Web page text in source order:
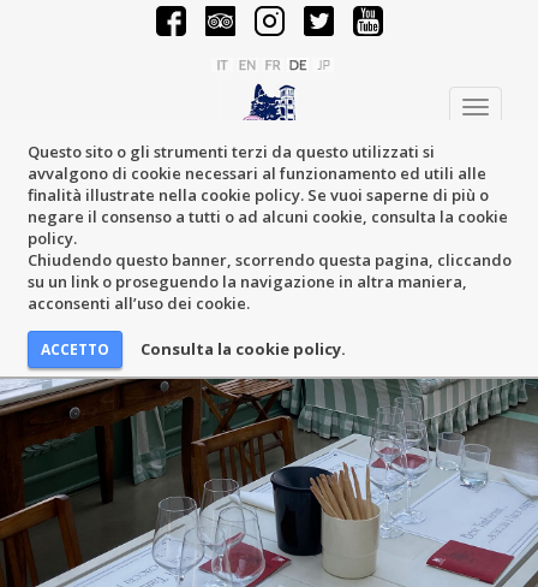
Questo sito o gli strumenti terzi da questo utilizzati si
avvalgono di cookie necessari al funzionamento ed utili alle
finalità illustrate nella cookie policy. Se vuoi saperne di più o
negare il consenso a tutti o ad alcuni cookie, consulta la cookie
policy.
Chiudendo questo banner, scorrendo questa pagina, cliccando
su un link o proseguendo la navigazione in altra maniera,
acconsenti all’uso dei cookie.
Consulta la cookie policy.
Toggle